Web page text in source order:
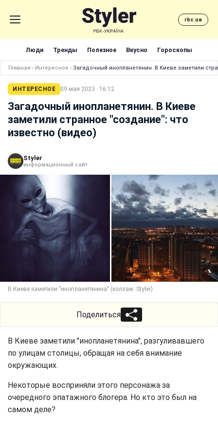
rbc.ua
Люди Тренды Полезное Вкусно Гороскопы
Главная › Интересное › Загадочный инопланетянин. В Киеве заметили
ИНТЕРЕСНОЕ 09 мая 2023 · 16:12
Загадочный инопланетянин. В Киеве
заметили странное "создание": что
известно (видео)
Styler
информационный сайт
В Киеве заметили "инопланетянина" (коллаж: Styler)
Поделиться
В Киеве заметили "инопланетянина", разгуливавшего
по улицам столицы, обращая на себя внимание
окружающих.
Некоторые восприняли этого персонажа за
очередного эпатажного блогера. Но кто это был на
самом деле?